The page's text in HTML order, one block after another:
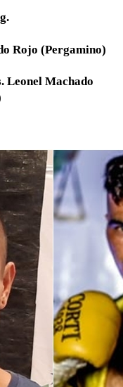
Rojo (Pergamino)
Leonel Machado